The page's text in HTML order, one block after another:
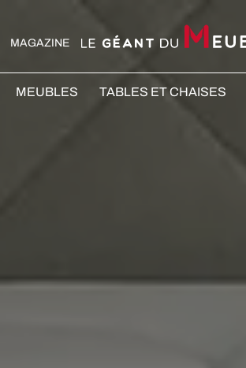
MAGAZINE
MEUBLES TABLES ET CHAISES